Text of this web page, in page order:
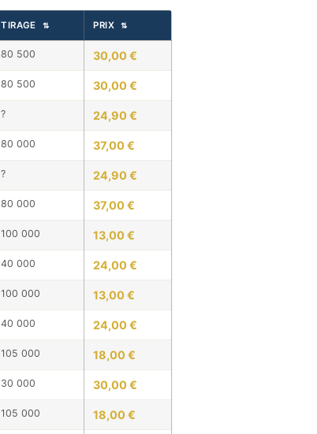
TIRAGE ⇅ PRIX ⇅
80 500 30,00 €
80 500 30,00 €
? 24,90 €
80 000 37,00 €
? 24,90 €
80 000 37,00 €
100 000 13,00 €
40 000 24,00 €
100 000 13,00 €
40 000 24,00 €
105 000 18,00 €
30 000 30,00 €
105 000 18,00 €